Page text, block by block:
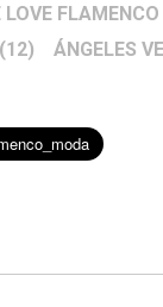
LOVE FLAMENCO
(12) ÁNGELES